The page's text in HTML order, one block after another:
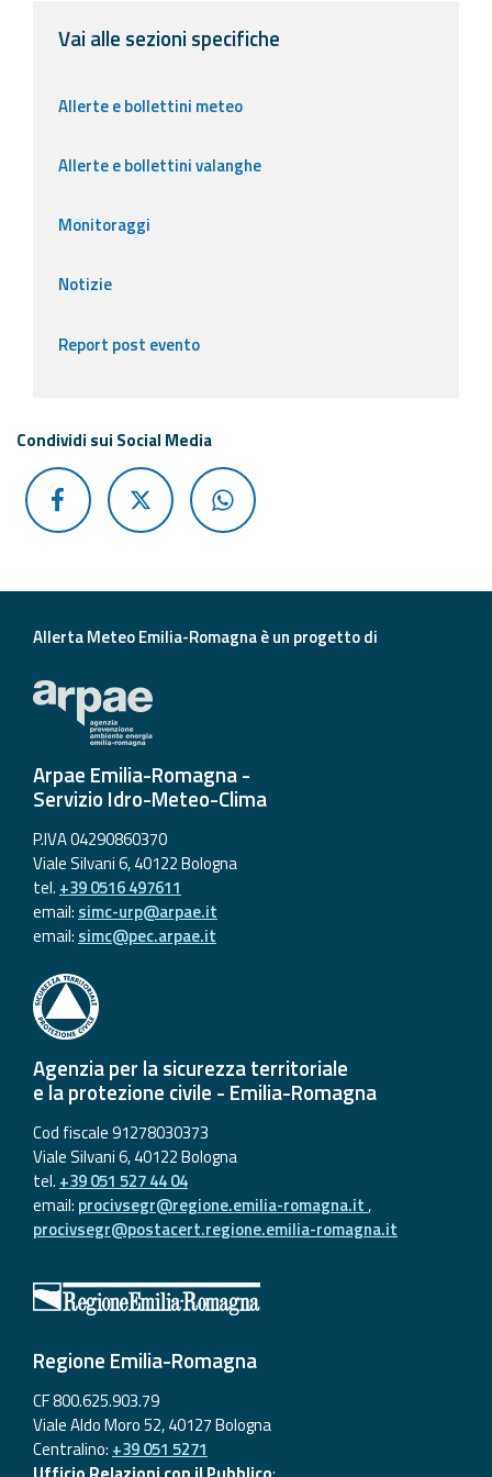
Vai alle sezioni specifiche
Allerte e bollettini meteo
Allerte e bollettini valanghe
Monitoraggi
Notizie
Report post evento
Condividi sui Social Media
Allerta Meteo Emilia-Romagna è un progetto di
Arpae Emilia-Romagna -
Servizio Idro-Meteo-Clima
P.IVA 04290860370
Viale Silvani 6, 40122 Bologna
tel. +39 0516 497611
email: simc-urp@arpae.it
email: simc@pec.arpae.it
Agenzia per la sicurezza territoriale
e la protezione civile - Emilia-Romagna
Cod fiscale 91278030373
Viale Silvani 6, 40122 Bologna
tel. +39 051 527 44 04
email: procivsegr@regione.emilia-romagna.it,
procivsegr@postacert.regione.emilia-romagna.it
Regione Emilia-Romagna
CF 800.625.903.79
Viale Aldo Moro 52, 40127 Bologna
Centralino: +39 051 5271